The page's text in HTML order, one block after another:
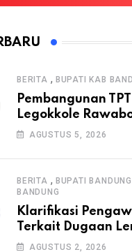
BERITA , BUPATI KAB
Pembangunan
Legokkole
Warga, Selesai
AGUSTUS 5, 2026
BERITA , BUPATI BANDUNG
BANDUNG
Klarifikasi
Terkait Dugaan
Pengawasan K3
AGUSTUS 2, 2026